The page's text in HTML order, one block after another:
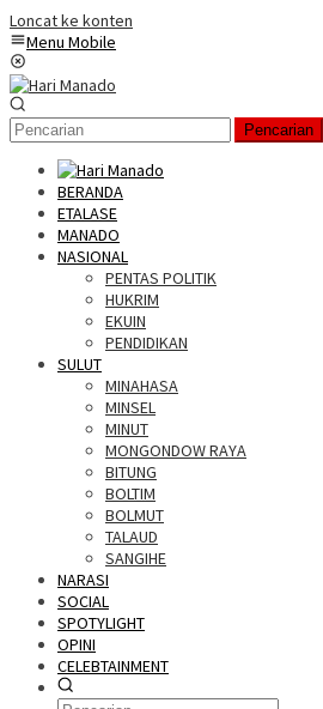
Loncat ke konten
Menu Mobile
Pencarian
BERANDA
ETALASE
MANADO
NASIONAL
PENTAS POLITIK
HUKRIM
EKUIN
PENDIDIKAN
SULUT
MINAHASA
MINSEL
MINUT
MONGONDOW RAYA
BITUNG
BOLTIM
BOLMUT
TALAUD
SANGIHE
NARASI
SOCIAL
SPOTYLIGHT
OPINI
CELEBTAINMENT